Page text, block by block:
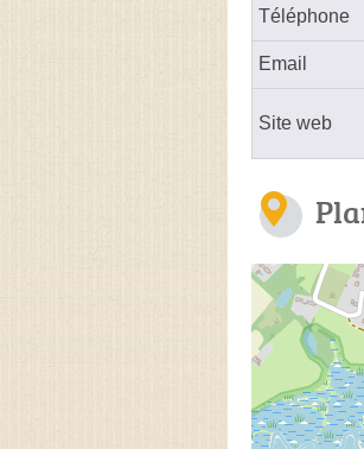
Téléphone
Email
Site web